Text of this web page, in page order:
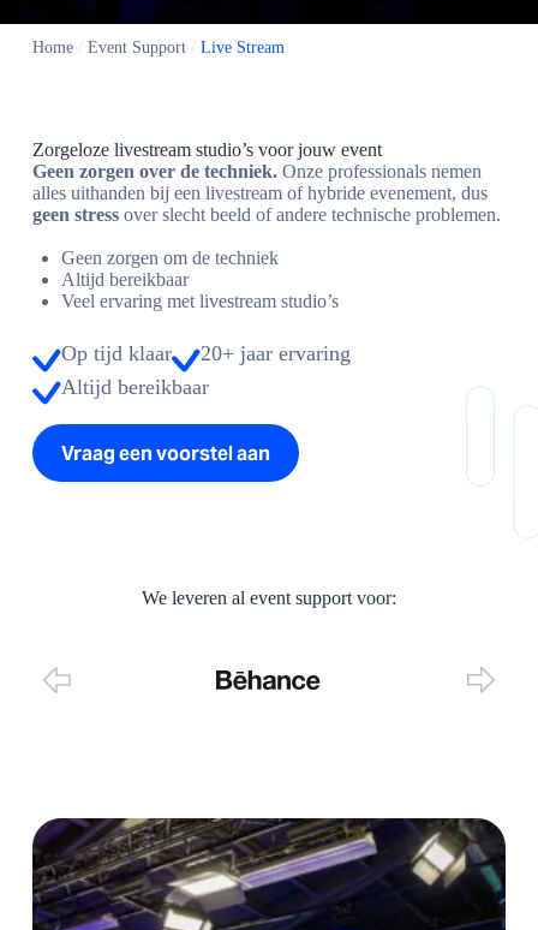
Home/ Event Support/ Live Stream
Zorgeloze livestream studio’s voor jouw event
Geen zorgen over de techniek.Onze professionals nemen
alles uithanden bij een livestream of hybride evenement, dus
geen stressover slecht beeld of andere technische problemen.
Geen zorgen om de techniek
Altijd bereikbaar
Veel ervaring met livestream studio’s
Op tijd klaar
20+ jaar ervaring
Altijd bereikbaar
Vraag een voorstel aan
We leveren al event support voor: